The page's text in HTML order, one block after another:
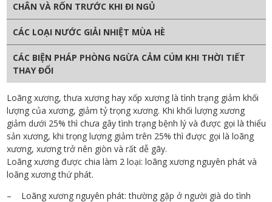
CHÂN VÀ RỐN TRƯỚC KHI ĐI NGỦ
CÁC LOẠI NƯỚC GIẢI NHIỆT MÙA HÈ
CÁC BIỆN PHÁP PHÒNG NGỪA CẢM CÚM KHI THỜI TIẾT
THAY ĐỔI
Loãng xương, thưa xương hay xốp xương là tình trạng giảm khối
lượng của xương, giảm tỷ trọng xương. Khi khối lượng xương
giảm dưới 25% thì chưa gây tình trạng bệnh lý và được gọi là thiểu
sản xương, khi trọng lượng giảm trên 25% thì được gọi là loãng
xương, xương trở nên giòn và rất dễ gãy.
Loãng xương được chia làm 2 loại: loãng xương nguyên phát và
loãng xương thứ phát.
– Loãng xương nguyên phát: thường gặp ở người già do tình